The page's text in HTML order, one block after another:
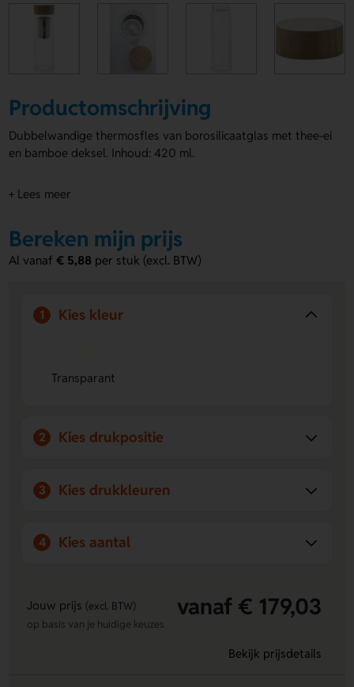
Productomschrijving
Dubbelwandige thermosfles van borosilicaatglas met thee-ei
en bamboe deksel. Inhoud: 420 ml.
+ Lees meer
Bereken mijn prijs
Al vanaf€ 5,88 per stuk (excl. BTW)
1 Kies kleur
Transparant
2 Kies drukpositie
3 Kies drukkleuren
4 Kies aantal
Jouw prijs (excl. BTW) vanaf € 179,03
op basis van je huidige keuzes
Bekijk prijsdetails